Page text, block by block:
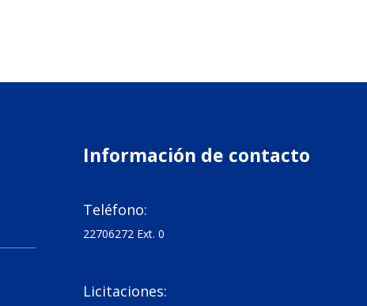
Información de contacto
Teléfono:
22706272 Ext. 0
Licitaciones: